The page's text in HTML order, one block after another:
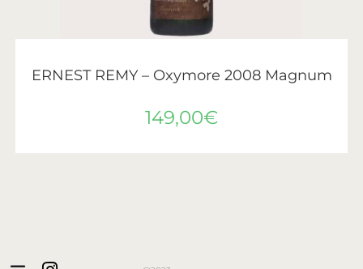
ERNEST REMY – Oxymore 2008 Magnum
149,00€